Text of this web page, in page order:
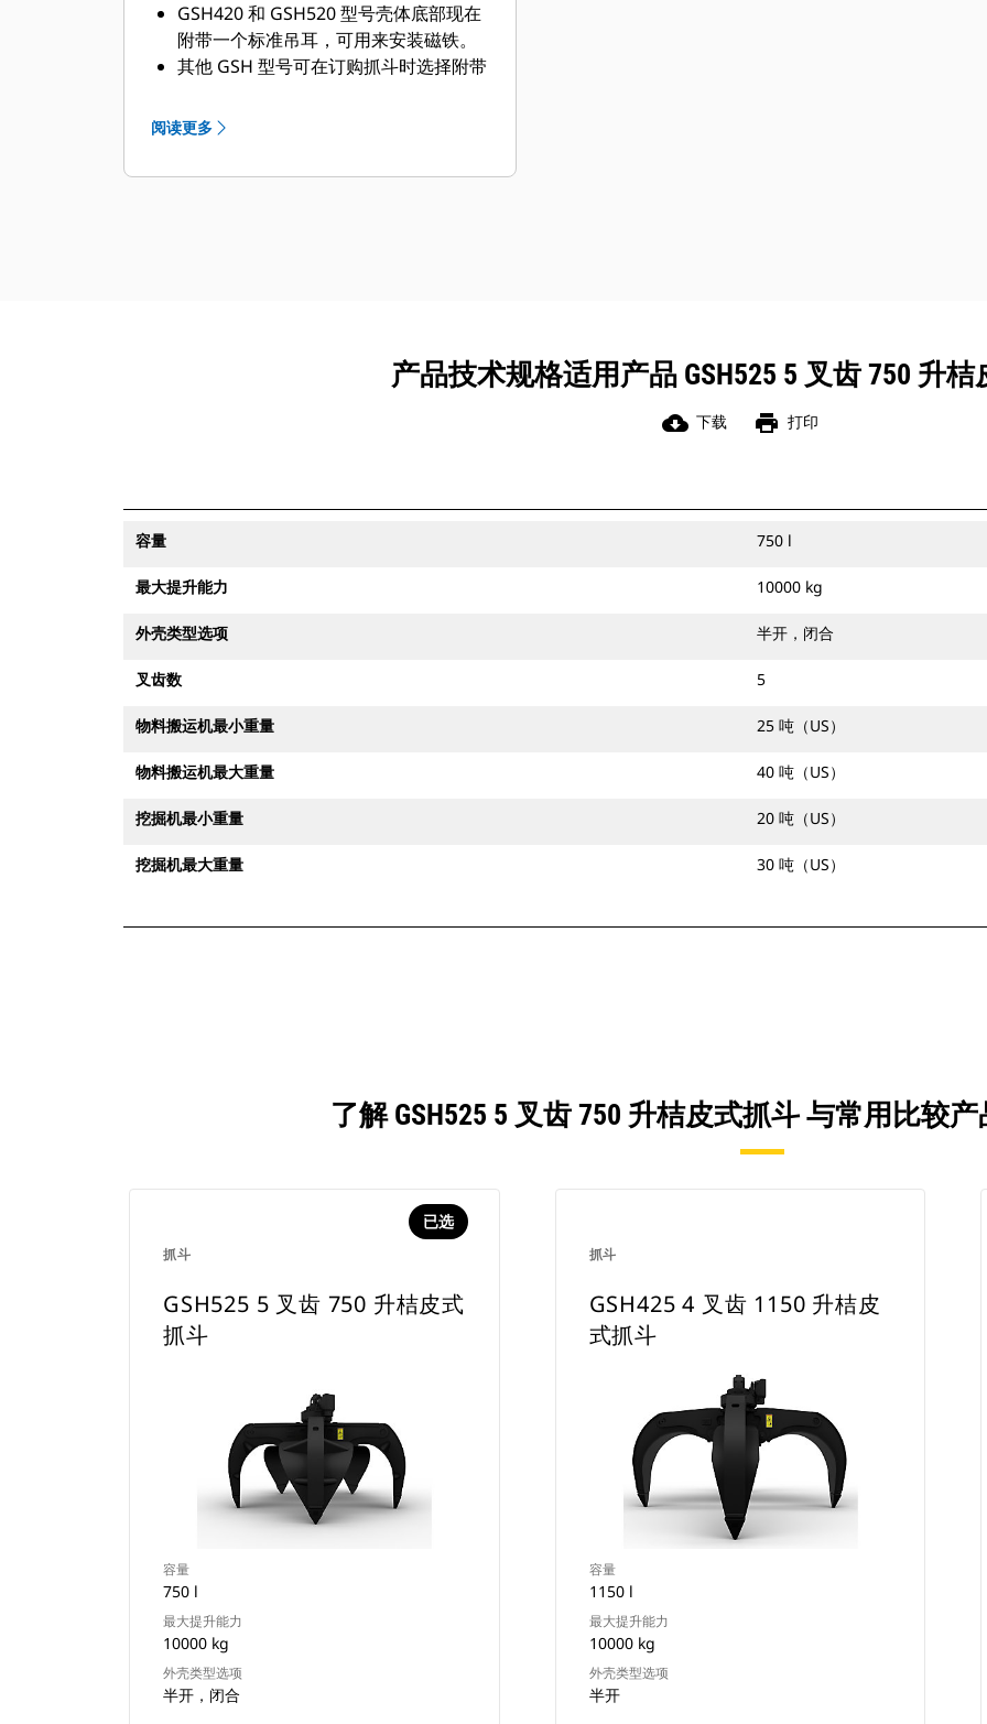
GSH420 和 GSH520 型号壳体底部现在
附带一个标准吊耳，可用来安装磁铁。
其他 GSH 型号可在订购抓斗时选择附带
阅读更多
产品技术规格适用产品 GSH525 5 叉齿 750 升
cloud_download 下载 print 打印
容量 750 l
最大提升能力 10000 kg
外壳类型选项 半开，闭合
叉齿数 5
物料搬运机最小重量 25 吨（US）
物料搬运机最大重量 40 吨（US）
挖掘机最小重量 20 吨（US）
挖掘机最大重量 30 吨（US）
了解 GSH525 5 叉齿 750 升桔皮式抓斗 与常用比较产
抓斗
已选
GSH525 5 叉齿 750 升桔皮式
抓斗
容量
750 l
最大提升能力
10000 kg
外壳类型选项
半开，闭合
抓斗
GSH425 4 叉齿 1150 升桔皮
式抓斗
容量
1150 l
最大提升能力
10000 kg
外壳类型选项
半开